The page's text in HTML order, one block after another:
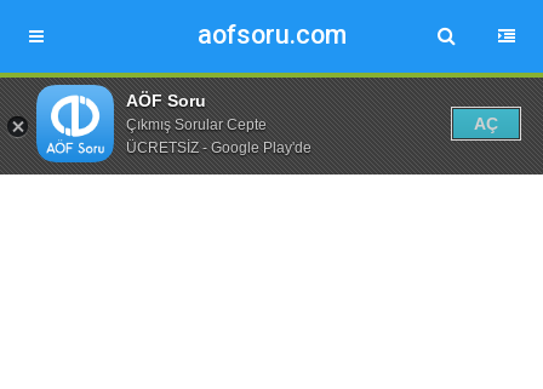
aofsoru.com
AÖF Soru
Çıkmış Sorular Cepte
ÜCRETSİZ - Google Play'de
AÇ